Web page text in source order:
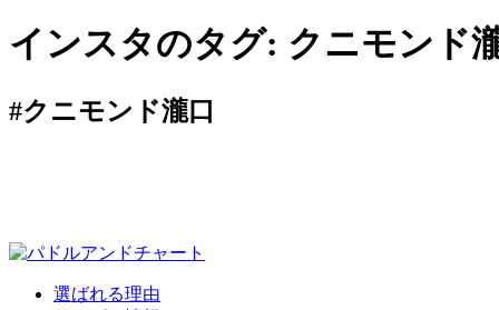
インスタのタグ: クニモンド
#クニモンド瀧口
選ばれる理由